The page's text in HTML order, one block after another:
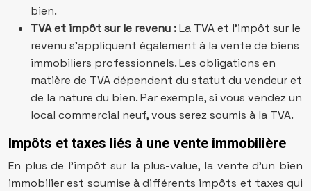
bien.
TVA et impôt sur le revenu :La TVA et l’impôt sur le
revenu s’appliquent également à la vente de biens
immobiliers professionnels. Les obligations en
matière de TVA dépendent du statut du vendeur et
de la nature du bien. Par exemple, si vous vendez un
local commercial neuf, vous serez soumis à la TVA.
Impôts et taxes liés à une vente immobilière
En plus de l’impôt sur la plus-value, la vente d’un bien
immobilier est soumise à différents impôts et taxes qui